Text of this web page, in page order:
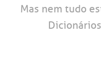
Mas nem tudo